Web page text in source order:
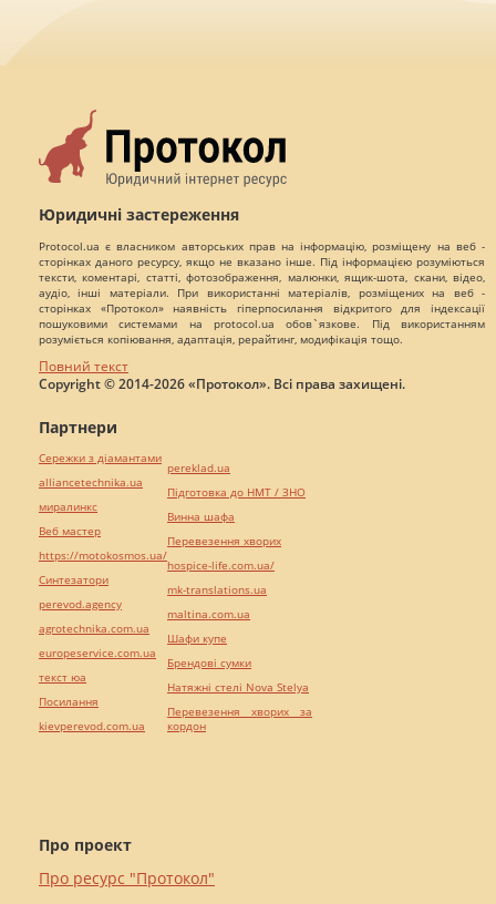
Юридичні застереження
Protocol.ua є власником авторських прав на інформацію, розміщену на веб -
сторінках даного ресурсу, якщо не вказано інше. Під інформацією розуміються
тексти, коментарі, статті, фотозображення, малюнки, ящик-шота, скани, відео,
аудіо, інші матеріали. При використанні матеріалів, розміщених на веб -
сторінках «Протокол» наявність гіперпосилання відкритого для індексації
пошуковими системами на protocol.ua обов`язкове. Під використанням
розуміється копіювання, адаптація, рерайтинг, модифікація тощо.
Повний текст
Copyright © 2014-2026 «Протокол». Всі права захищені.
Про проект
Про ресурс "Протокол"
Партнери
Сережки з діамантами
alliancetechnika.ua
миралинкс
Веб мастер
https://motokosmos.ua/
Синтезатори
perevod.agency
agrotechnika.com.ua
europeservice.com.ua
текст юа
Посилання
kievperevod.com.ua
pereklad.ua
Підготовка до НМТ / ЗНО
Винна шафа
Перевезення хворих
hospice-life.com.ua/
mk-translations.ua
maltina.com.ua
Шафи купе
Брендові сумки
Натяжні стелі Nova Stelya
Перевезення хворих за
кордон